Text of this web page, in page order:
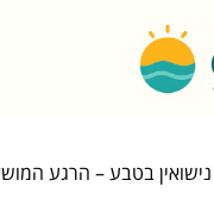
בטבע – הרגע